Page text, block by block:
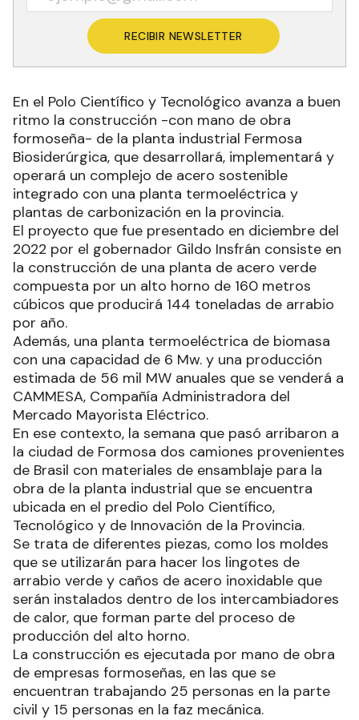
RECIBIR NEWSLETTER
En el Polo Científico y Tecnológico avanza a buen
ritmo la construcción -con mano de obra
formoseña- de la planta industrial Fermosa
Biosiderúrgica, que desarrollará, implementará y
operará un complejo de acero sostenible
integrado con una planta termoeléctrica y
plantas de carbonización en la provincia.
El proyecto que fue presentado en diciembre del
2022 por el gobernador Gildo Insfrán consiste en
la construcción de una planta de acero verde
compuesta por un alto horno de 160 metros
cúbicos que producirá 144 toneladas de arrabio
por año.
Además, una planta termoeléctrica de biomasa
con una capacidad de 6 Mw. y una producción
estimada de 56 mil MW anuales que se venderá a
CAMMESA, Compañía Administradora del
Mercado Mayorista Eléctrico.
En ese contexto, la semana que pasó arribaron a
la ciudad de Formosa dos camiones provenientes
de Brasil con materiales de ensamblaje para la
obra de la planta industrial que se encuentra
ubicada en el predio del Polo Científico,
Tecnológico y de Innovación de la Provincia.
Se trata de diferentes piezas, como los moldes
que se utilizarán para hacer los lingotes de
arrabio verde y caños de acero inoxidable que
serán instalados dentro de los intercambiadores
de calor, que forman parte del proceso de
producción del alto horno.
La construcción es ejecutada por mano de obra
de empresas formoseñas, en las que se
encuentran trabajando 25 personas en la parte
civil y 15 personas en la faz mecánica.